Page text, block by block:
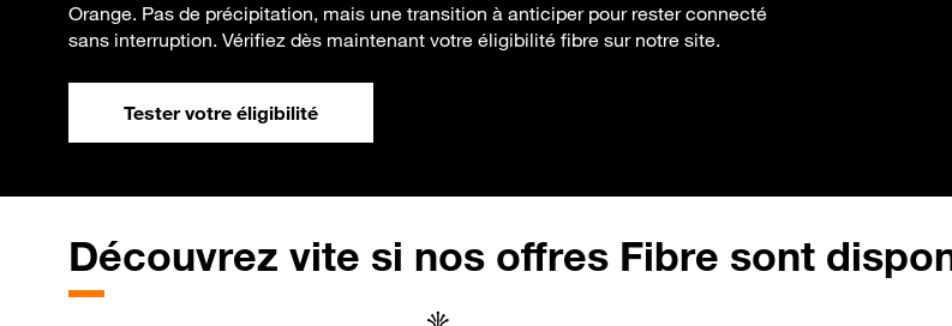
Orange. Pas de précipitation, mais une transition à anticiper pour rester connecté
sans interruption. Vérifiez dès maintenant votre éligibilité fibre sur notre site.
Tester votre éligibilité
Découvrez vite si nos offres Fibre sont